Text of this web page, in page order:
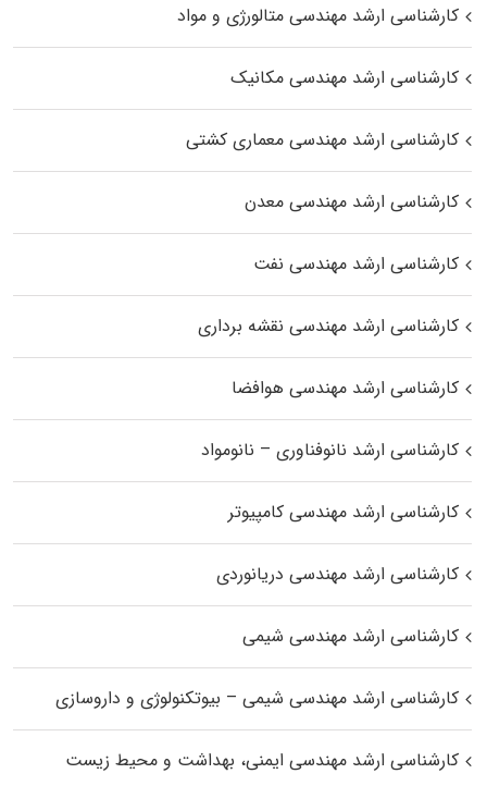
کارشناسی ارشد مهندسی متالورژی و مواد
کارشناسی ارشد مهندسی مکانیک
کارشناسی ارشد مهندسی معماری کشتی
کارشناسی ارشد مهندسی معدن
کارشناسی ارشد مهندسی نفت
کارشناسی ارشد مهندسی نقشه برداری
کارشناسی ارشد مهندسی هوافضا
کارشناسی ارشد نانوفناوری – نانومواد
کارشناسی ارشد مهندسی کامپیوتر
کارشناسی ارشد مهندسی دریانوردی
کارشناسی ارشد مهندسی شیمی
کارشناسی ارشد مهندسی شیمی – بیوتکنولوژی و داروسازی
کارشناسی ارشد مهندسی ایمنی، بهداشت و محیط زیست